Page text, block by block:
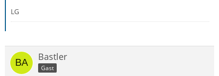
Hier zu haben:
https://portableapps.com/de/apps/intern…
erbird_portable
LG
Bastler
Gast